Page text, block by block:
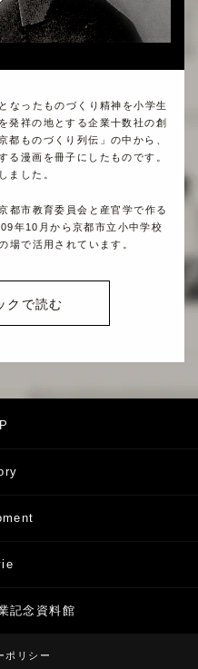
なったものづくり精神を小学生
発祥の地とする企業十数社の創
都ものづくり列伝」の中から、
る漫画を冊子にしたものです。
ました。
都市教育委員会と産官学で作る
年10月から京都市立小中学校
場で活用されています。
クで読む
記念資料館
ポリシー